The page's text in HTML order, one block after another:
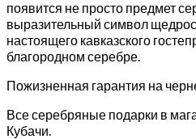
появится не просто предмет
выразительный символ
настоящего кавказского
благородном серебре.
Пожизненная гарантия на
Все серебряные подарки в
Кубачи.